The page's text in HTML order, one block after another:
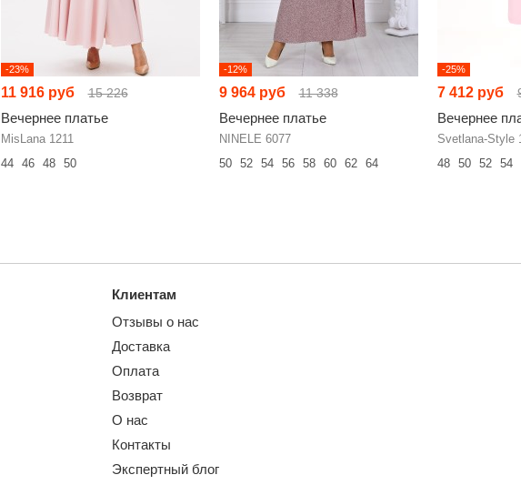
-23%
11 916 руб 15 226
Вечернее платье
MisLana 1211
44
46 48 50
-12%
9 964 руб 11 338
Вечернее платье
NINELE 6077
50
52 54 56 58 60 62 64
-25%
7 412 руб
Вечернее
Svetlana-Style
48
50 52 54
Клиентам
Отзывы о нас
Доставка
Оплата
Возврат
О нас
Контакты
Экспертный блог